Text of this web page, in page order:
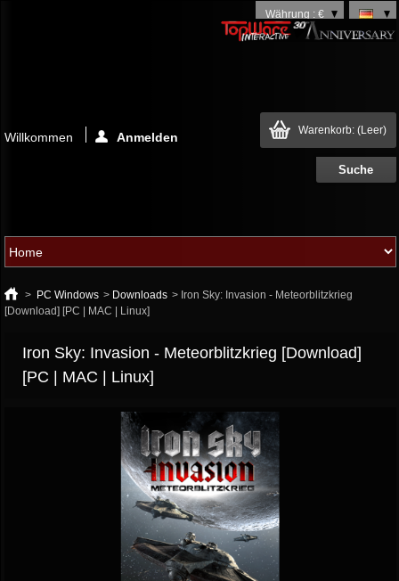
Währung : €
Warenkorb: (Leer)
Willkommen Anmelden
> PC Windows > Downloads > Iron Sky: Invasion - Meteorblitzkrieg
[Download] [PC | MAC | Linux]
Iron Sky: Invasion - Meteorblitzkrieg [Download]
[PC | MAC | Linux]